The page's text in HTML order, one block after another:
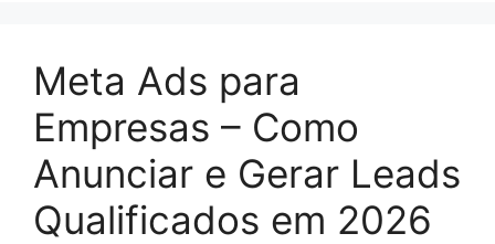
Meta Ads para
Empresas – Como
Anunciar e Gerar Leads
Qualificados em 2026